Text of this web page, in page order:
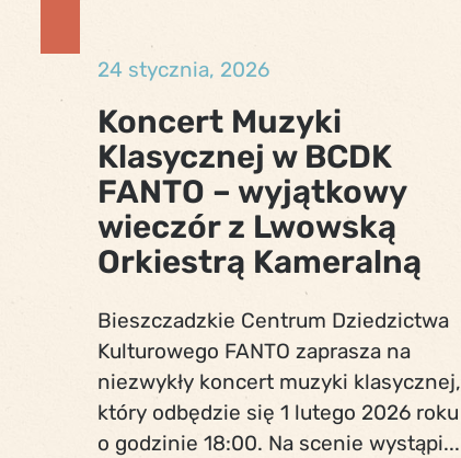
24 stycznia, 2026
Koncert Muzyki
Klasycznej w BCDK
FANTO – wyjątkowy
wieczór z Lwowską
Orkiestrą Kameralną
Bieszczadzkie Centrum Dziedzictwa
Kulturowego FANTO zaprasza na
niezwykły koncert muzyki klasycznej,
który odbędzie się 1 lutego 2026 roku
o godzinie 18:00. Na scenie wystąpi...